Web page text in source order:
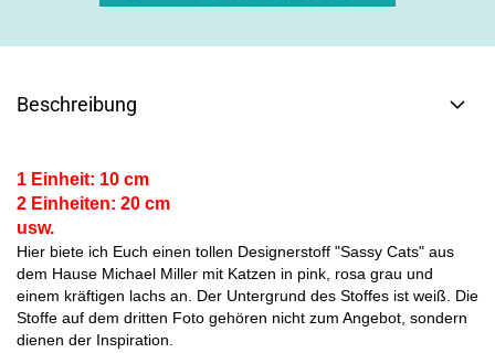
Beschreibung
1 Einheit: 10 cm
2 Einheiten: 20 cm
usw.
Hier biete ich Euch einen tollen Designerstoff "Sassy Cats" aus
dem Hause Michael Miller mit Katzen in pink, rosa grau und
einem kräftigen lachs an. Der Untergrund des Stoffes ist weiß. Die
Stoffe auf dem dritten Foto gehören nicht zum Angebot, sondern
dienen der Inspiration.